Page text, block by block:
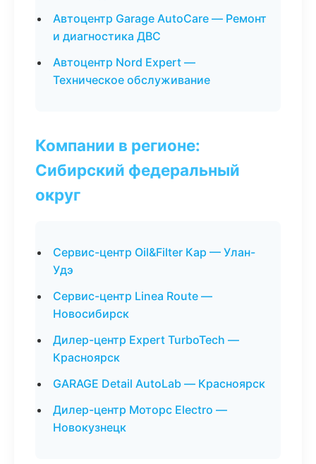
Автоцентр Garage AutoCare — Ремонт
и диагностика ДВС
Автоцентр Nord Expert —
Техническое обслуживание
Компании в регионе:
Сибирский федеральный
округ
Сервис-центр Oil&Filter Кар — Улан-
Удэ
Сервис-центр Linea Route —
Новосибирск
Дилер-центр Expert TurboTech —
Красноярск
GARAGE Detail AutoLab — Красноярск
Дилер-центр Моторс Electro —
Новокузнецк